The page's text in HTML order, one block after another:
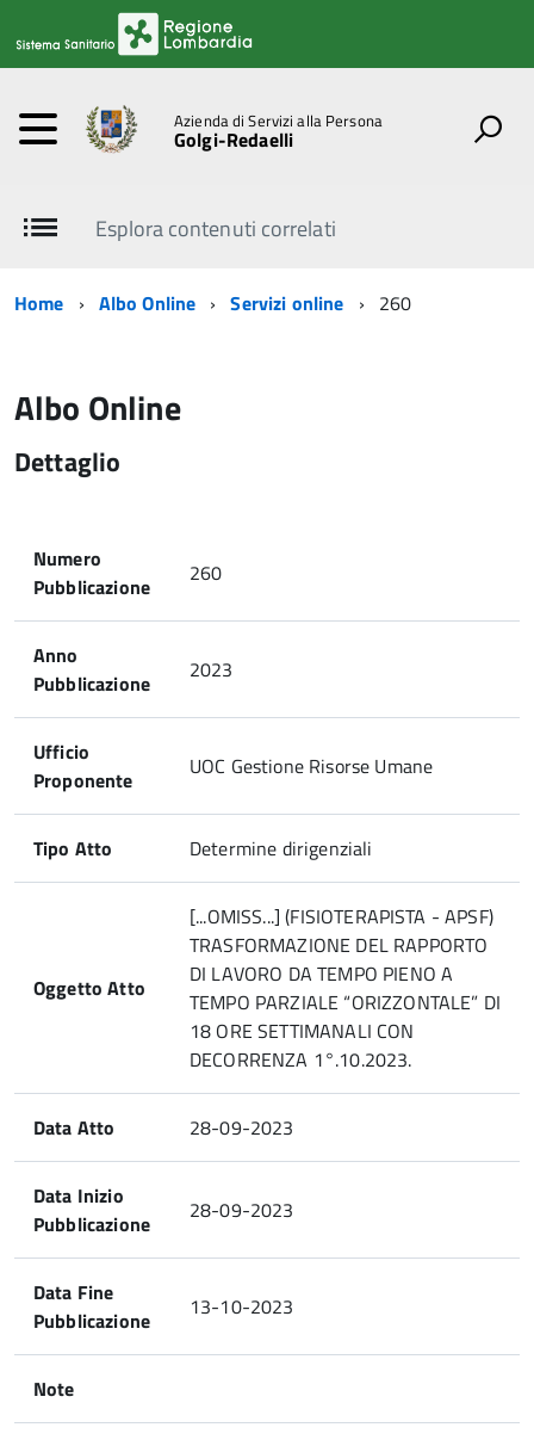
Azienda di Servizi alla Persona
Golgi-Redaelli
Esplora contenuti correlati
Home Albo Online Servizi online 260
Albo Online
Dettaglio
Numero
Pubblicazione
260
Anno
Pubblicazione
2023
Ufficio
Proponente
UOC Gestione Risorse Umane
Tipo Atto Determine dirigenziali
Oggetto Atto
[...OMISS...] (FISIOTERAPISTA - APSF)
TRASFORMAZIONE DEL RAPPORTO
DI LAVORO DA TEMPO PIENO A
TEMPO PARZIALE “ORIZZONTALE” DI
18 ORE SETTIMANALI CON
DECORRENZA 1°.10.2023.
Data Atto 28-09-2023
Data Inizio
Pubblicazione
28-09-2023
Data Fine
Pubblicazione
13-10-2023
Note